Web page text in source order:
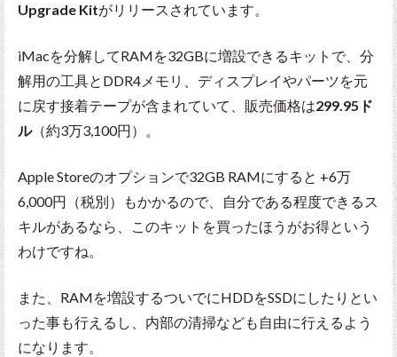
Upgrade Kitがリリースされています。
iMacを分解してRAMを32GBに増設できるキットで、分
解用の工具とDDR4メモリ、ディスプレイやパーツを元
に戻す接着テープが含まれていて、販売価格は299.95ド
ル（約3万3,100円）。
Apple Storeのオプションで32GB RAMにすると +6万
6,000円（税別）もかかるので、自分である程度できるス
キルがあるなら、このキットを買ったほうがお得という
わけですね。
また、RAMを増設するついでにHDDをSSDにしたりとい
った事も行えるし、内部の清掃なども自由に行えるよう
になります。